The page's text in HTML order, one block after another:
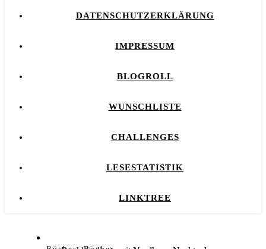
DATENSCHUTZERKLÄRUNG
IMPRESSUM
BLOGROLL
WUNSCHLISTE
CHALLENGES
LESESTATISTIK
LINKTREE